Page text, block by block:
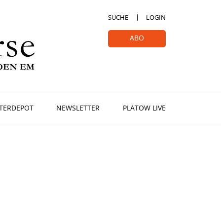
SUCHE LOGIN
ABO
NEWSLETTER
PLATOW LIVE